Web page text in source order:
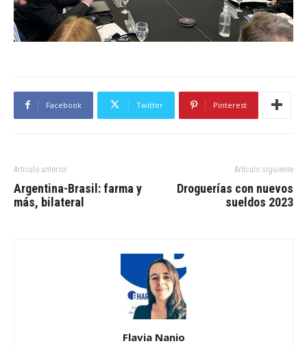
Facebook Twitter Pinterest
Artículo anterior
Argentina-Brasil: farma y
más, bilateral
Artículo siguiente
Droguerías con nuevos
sueldos 2023
Flavia Nanio